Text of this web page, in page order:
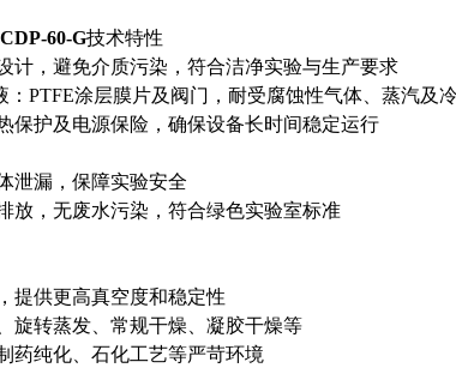
60-G技术特性
计，避免介质污染，符合洁净实验与生产要求
：PTFE涂层膜片及阀门，耐受腐蚀性气体、蒸汽及
保护及电源保险，确保设备长时间稳定运行
泄漏，保障实验安全
放，无废水污染，符合绿色实验室标准
提供更高真空度和稳定性
旋转蒸发、常规干燥、凝胶干燥等
药纯化、石化工艺等严苛环境